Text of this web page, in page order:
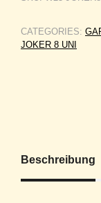
CATEGORIES:
JOKER 8 UNI
Beschreibung